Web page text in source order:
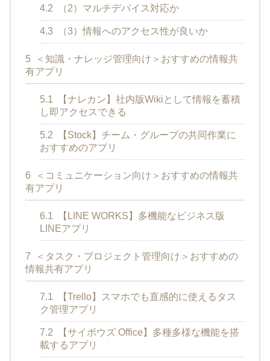
4.2 （2）マルチデバイス対応か
4.3 （3）情報へのアクセス性が良いか
5
＜知識・ナレッジ管理向け＞おすすめの情報共
有アプリ
5.1
【ナレカン】社内版Wikiとして情報を蓄積
し即アクセスできる
5.2
【Stock】チーム・グループの共同作業に
おすすめのアプリ
6
＜コミュニケーション向け＞おすすめの情報共
有アプリ
6.1
【LINE WORKS】多機能なビジネス版
LINEアプリ
7
＜タスク・プロジェクト管理向け＞おすすめの
情報共有アプリ
7.1
【Trello】スマホでも直感的に使えるタス
ク管理アプリ
7.2
【サイボウズ Office】多種多様な機能を搭
載するアプリ